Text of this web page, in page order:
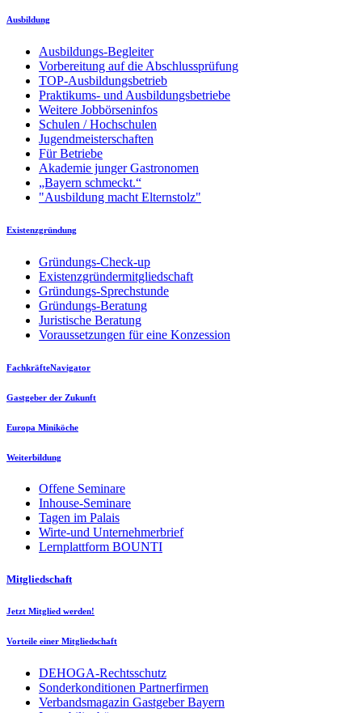
Ausbildung
Ausbildungs-Begleiter
Vorbereitung auf die Abschlussprüfung
TOP-Ausbildungsbetrieb
Praktikums- und Ausbildungsbetriebe
Weitere Jobbörseninfos
Schulen / Hochschulen
Jugendmeisterschaften
Für Betriebe
Akademie junger Gastronomen
„Bayern schmeckt.“
"Ausbildung macht Elternstolz"
Existenzgründung
Gründungs-Check-up
Existenzgründermitgliedschaft
Gründungs-Sprechstunde
Gründungs-Beratung
Juristische Beratung
Voraussetzungen für eine Konzession
FachkräfteNavigator
Gastgeber der Zukunft
Europa Miniköche
Weiterbildung
Offene Seminare
Inhouse-Seminare
Tagen im Palais
Wirte-und Unternehmerbrief
Lernplattform BOUNTI
Mitgliedschaft
Jetzt Mitglied werden!
Vorteile einer Mitgliedschaft
DEHOGA-Rechtsschutz
Sonderkonditionen Partnerfirmen
Verbandsmagazin Gastgeber Bayern